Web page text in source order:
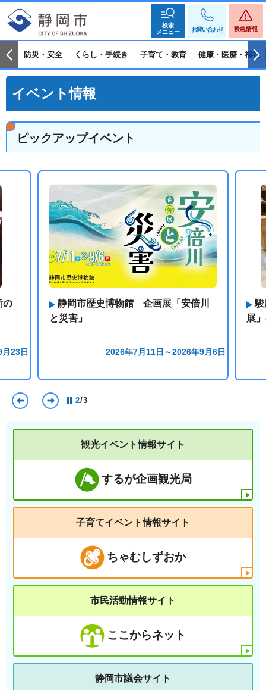
検索
メニュー
お問い合わせ 緊急情報
防災・安全 くらし・手続き 子育て・教育 健康・医療・福祉
イベント情報
ピックアップイベント
前のスライドを表示
2/3
の
23日
静岡市歴史博物館 企画展「安倍川
と災害」
2026年7月11日～2026年9月6日
駿
展
観光イベント情報サイト
するが企画観光局
子育てイベント情報サイト
ちゃむしずおか
市民活動情報サイト
ここからネット
静岡市議会サイト